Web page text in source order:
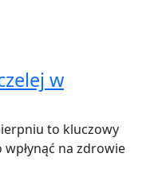
w
to kluczowy
na zdrowie